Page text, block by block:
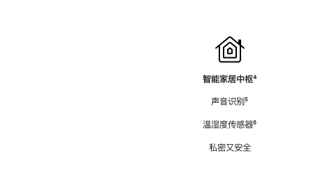
智能家居中枢脚
⁴
声音识别脚
⁵
温湿度传感器脚
⁶
私密又安全